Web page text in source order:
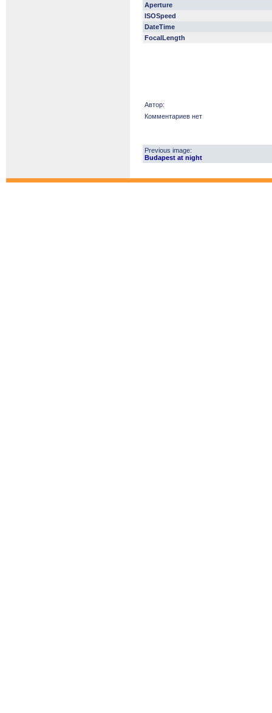
Aperture
ISOSpeed
DateTime
FocalLength
Автор:
Комментариев нет
Previous image:
Budapest at night